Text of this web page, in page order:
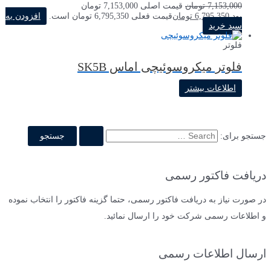
جستجو برای:
دریافت فاکتور رسمی
در صورت نیاز به دریافت فاکتور رسمی، حتما گزینه فاکتور را انتخاب نموده
و اطلاعات رسمی شرکت خود را ارسال نمائید.
ارسال اطلاعات رسمی
7,153,000 تومان
قیمت اصلی 7,153,000 تومان
بود.6,795,350 تومانقیمت فعلی 6,795,350 تومان است.
افزودن به
سبد خرید
فلوتر
فلوتر میکروسوئیچی اماس SK5B
اطلاعات بیشتر